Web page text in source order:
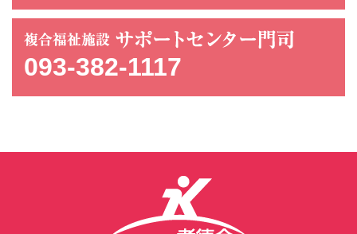
093-382-1117